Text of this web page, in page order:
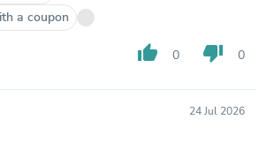
a coupon
thumb_up 0 thumb_down 0
24 Jul 2026